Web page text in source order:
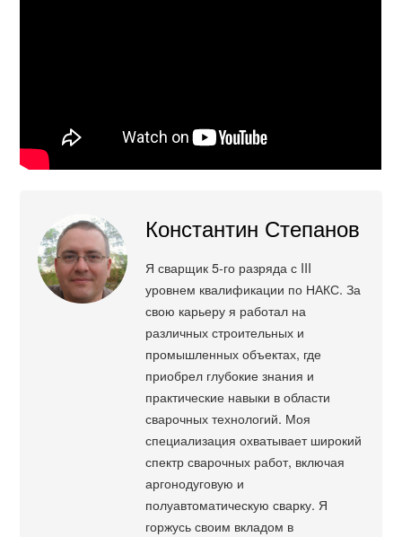
Константин Степанов
Я сварщик 5-го разряда с III
уровнем квалификации по НАКС. За
свою карьеру я работал на
различных строительных и
промышленных объектах, где
приобрел глубокие знания и
практические навыки в области
сварочных технологий. Моя
специализация охватывает широкий
спектр сварочных работ, включая
аргонодуговую и
полуавтоматическую сварку. Я
горжусь своим вкладом в